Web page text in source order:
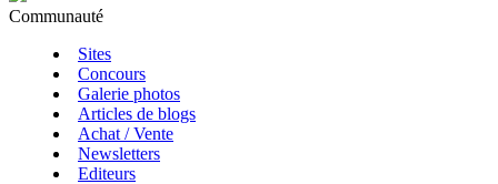
Communauté
Sites
Concours
Galerie photos
Articles de blogs
Achat / Vente
Newsletters
Editeurs